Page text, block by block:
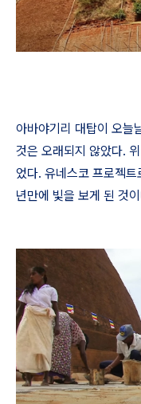
아바야기리 대탑이 오늘
것은 오래되지 않았다.
었다. 유네스코 프로젝트
년만에 빛을 보게 된 것